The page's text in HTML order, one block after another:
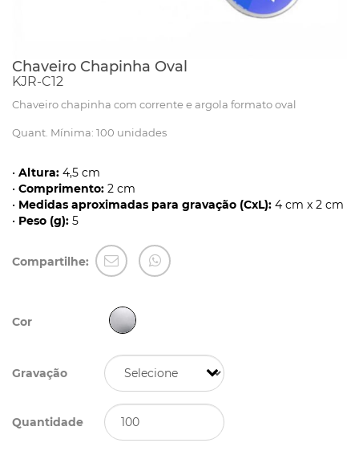
Chaveiro Chapinha Oval
KJR-C12
Chaveiro chapinha com corrente e argola formato oval
Quant. Mínima: 100 unidades
• Altura: 4,5 cm
• Comprimento: 2 cm
• Medidas aproximadas para gravação (CxL): 4 cm x 2 cm
• Peso (g): 5
Compartilhe:
Cor
Gravação
Quantidade